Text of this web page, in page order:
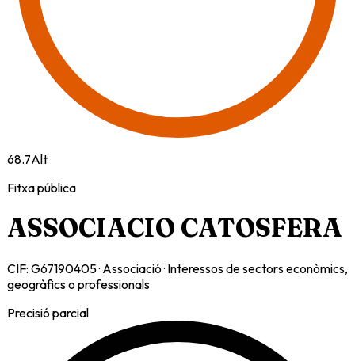
68.7Alt
Fitxa pública
ASSOCIACIO CATOSFERA
CIF: G67190405· Associació· Interessos de sectors econòmics,
geogràfics o professionals
Precisió parcial